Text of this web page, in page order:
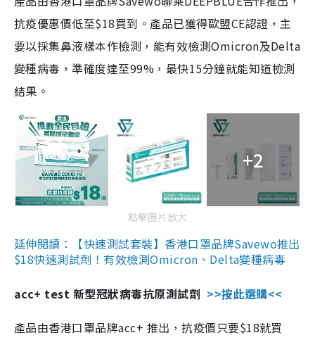
抗疫優惠價低至$18買到。產品已獲得歐盟CE認證，主
要以採集鼻液樣本作檢測，能有效檢測Omicron及Delta
變種病毒，準確度達至99%，最快15分鐘就能知道檢測
結果。
+2
點擊圖片放大
延伸閱讀：【快速測試套裝】香港口罩品牌Savewo推出
$18快速測試劑！有效檢測Omicron、Delta變種病毒
acc+ test 新型冠狀病毒抗原測試劑 >>按此選購<<
產品由香港口罩品牌acc+ 推出，抗疫價只要$18就買